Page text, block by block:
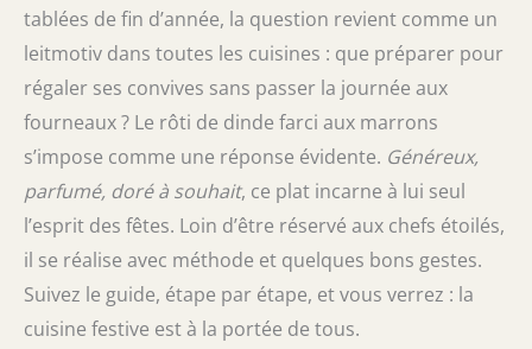
tablées de fin d’année, la question revient comme un
leitmotiv dans toutes les cuisines : que préparer pour
régaler ses convives sans passer la journée aux
fourneaux ? Le rôti de dinde farci aux marrons
s’impose comme une réponse évidente. Généreux,
parfumé, doré à souhait, ce plat incarne à lui seul
l’esprit des fêtes. Loin d’être réservé aux chefs étoilés,
il se réalise avec méthode et quelques bons gestes.
Suivez le guide, étape par étape, et vous verrez : la
cuisine festive est à la portée de tous.